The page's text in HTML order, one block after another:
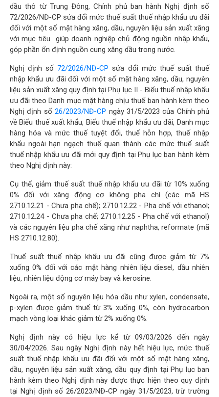
dầu thô từ Trung Đông, Chính phủ ban hành Nghị định số
72/2026/NĐ-CP sửa đổi mức thuế suất thuế nhập khẩu ưu đãi
đối với một số mặt hàng xăng, dầu, nguyên liệu sản xuất xăng
với mục tiêu giúp doanh nghiệp chủ động nguồn nhập khẩu,
góp phần ổn định nguồn cung xăng dầu trong nước.
Nghị định số 72/2026/NĐ-CP sửa đổi mức thuế suất thuế
nhập khẩu ưu đãi đối với một số mặt hàng xăng, dầu, nguyên
liệu sản xuất xăng quy định tại Phụ lục II - Biểu thuế nhập khẩu
ưu đãi theo Danh mục mặt hàng chịu thuế ban hành kèm theo
Nghị định số26/2023/NĐ-CP ngày 31/5/2023 của Chính phủ
về Biểu thuế xuất khẩu, Biểu thuế nhập khẩu ưu đãi, Danh mục
hàng hóa và mức thuế tuyệt đối, thuế hỗn hợp, thuế nhập
khẩu ngoài hạn ngạch thuế quan thành các mức thuế suất
thuế nhập khẩu ưu đãi mới quy định tại Phụ lục ban hành kèm
theo Nghị định này:
Cụ thể, giảm thuế suất thuế nhập khẩu ưu đãi từ 10% xuống
0% đối với xăng động cơ không pha chì (các mã HS
2710.12.21 - Chưa pha chế); 2710.12.22 - Pha chế với ethanol;
2710.12.24 - Chưa pha chế; 2710.12.25 - Pha chế với ethanol)
và các nguyên liệu pha chế xăng như naphtha, reformate (mã
HS 2710.12.80).
Thuế suất thuế nhập khẩu ưu đãi cũng được giảm từ 7%
xuống 0% đối với các mặt hàng nhiên liệu diesel, dầu nhiên
liệu, nhiên liệu động cơ máy bay và kerosine.
Ngoài ra, một số nguyên liệu hóa dầu như xylen, condensate,
p-xylen được giảm thuế từ 3% xuống 0%, còn hydrocarbon
mạch vòng loại khác giảm từ 2% xuống 0%.
Nghị định này có hiệu lực kể từ 09/03/2026 đến ngày
30/04/2026. Sau ngày Nghị định này hết hiệu lực, mức thuế
suất thuế nhập khẩu ưu đãi đối với một số mặt hàng xăng,
dầu, nguyên liệu sản xuất xăng, dầu quy định tại Phụ lục ban
hành kèm theo Nghị định này được thực hiện theo quy định
tại Nghị định số 26/2023/NĐ-CP ngày 31/5/2023, trừ trường